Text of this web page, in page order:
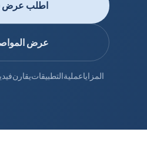
اطلب عرض
عرض
المزاياعمليةالتطبيقاتيقارن